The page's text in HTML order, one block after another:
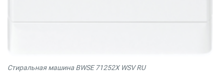
Стиральная машина BWSE 71252X WSV RU